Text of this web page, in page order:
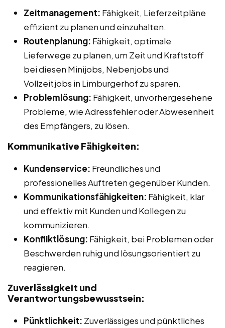
Zeitmanagement: Fähigkeit, Lieferzeitpläne
effizient zu planen und einzuhalten.
Routenplanung: Fähigkeit, optimale
Lieferwege zu planen, um Zeit und Kraftstoff
bei diesen Minijobs, Nebenjobs und
Vollzeitjobs in Limburgerhof zu sparen.
Problemlösung: Fähigkeit, unvorhergesehene
Probleme, wie Adressfehler oder Abwesenheit
des Empfängers, zu lösen.
Kommunikative Fähigkeiten:
Kundenservice: Freundliches und
professionelles Auftreten gegenüber Kunden.
Kommunikationsfähigkeiten: Fähigkeit, klar
und effektiv mit Kunden und Kollegen zu
kommunizieren.
Konfliktlösung: Fähigkeit, bei Problemen oder
Beschwerden ruhig und lösungsorientiert zu
reagieren.
Zuverlässigkeit und
Verantwortungsbewusstsein:
Pünktlichkeit: Zuverlässiges und pünktliches